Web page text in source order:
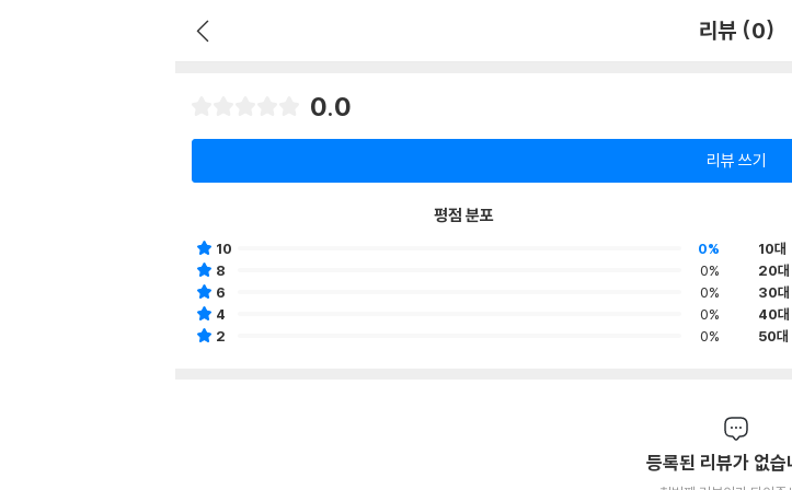
리뷰 (0)
0.0
리뷰 쓰기
평점 분포
10
0%
8
0%
6
0%
4
0%
2
0%
10대
20대
30대
40대
50대
등록된 리뷰가 없습